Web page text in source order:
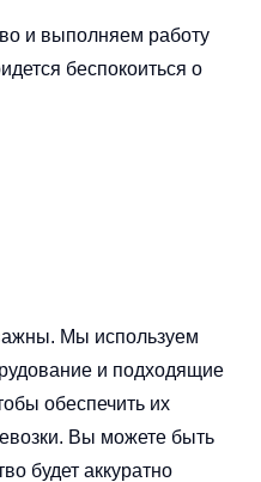
и выполняем работу
беспокоиться о
Мы используем
и подходящие
обеспечить их
Вы можете быть
будет аккуратно